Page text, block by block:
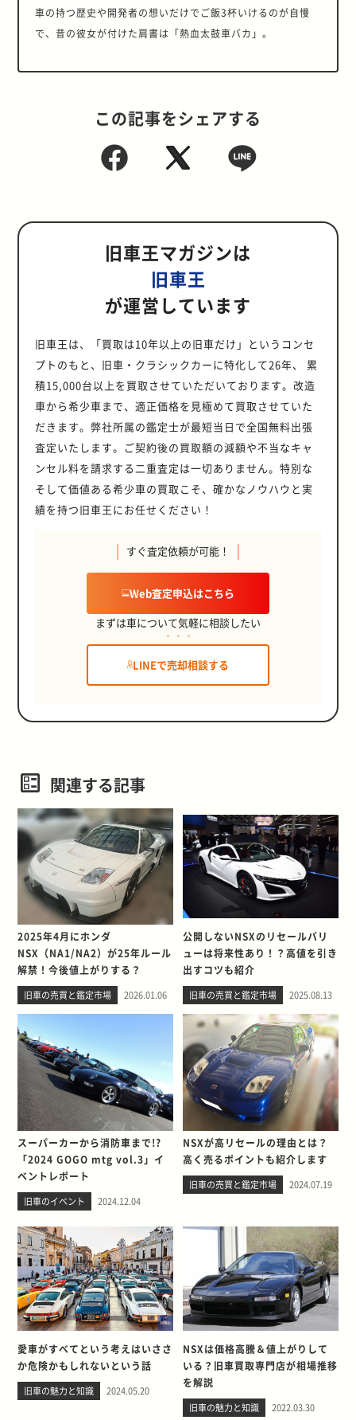
車の持つ歴史や開発者の想いだけでご飯3杯いけるのが自慢
で、昔の彼女が付けた肩書は「熱血太鼓車バカ」。
この記事をシェアする
旧車王マガジンは
旧車王
が運営しています
旧車王は、「買取は10年以上の旧車だけ」というコンセ
プトのもと、旧車・クラシックカーに特化して26年、 累
積15,000台以上を買取させていただいております。改造
車から希少車まで、適正価格を見極めて買取させていた
だきます。弊社所属の鑑定士が最短当日で全国無料出張
査定いたします。ご契約後の買取額の減額や不当なキャ
ンセル料を請求する二重査定は一切ありません。特別な
そして価値ある希少車の買取こそ、確かなノウハウと実
績を持つ旧車王にお任せください！
すぐ査定依頼が可能！
Web査定申込はこちら
まずは車について気軽に相談したい
LINEで売却相談する
関連する記事
2025年4月にホンダ
NSX（NA1/NA2）が25年ルール
解禁！今後値上がりする？
旧車の売買と鑑定市場 2026.01.06
公開しないNSXのリセールバリ
ューは将来性あり！？高値を引き
出すコツも紹介
旧車の売買と鑑定市場 2025.08.13
スーパーカーから消防車まで!?
「2024 GOGO mtg vol.3」イ
ベントレポート
旧車のイベント 2024.12.04
NSXが高リセールの理由とは？
高く売るポイントも紹介します
旧車の売買と鑑定市場 2024.07.19
愛車がすべてという考えはいささ
か危険かもしれないという話
旧車の魅力と知識 2024.05.20
NSXは価格高騰＆値上がりして
いる？旧車買取専門店が相場推移
を解説
旧車の魅力と知識 2022.03.30